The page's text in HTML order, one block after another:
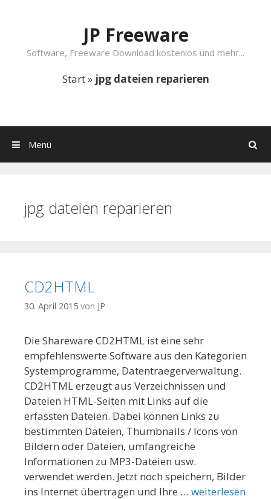
JP Freeware
Software, Freeware Download kostenlos und mehr...
Start» jpg dateien reparieren
Suchen
Menü
jpg dateien reparieren
CD2HTML
30. April 2015 von JP
Die Shareware CD2HTML ist eine sehr
empfehlenswerte Software aus den Kategorien
Systemprogramme, Datentraegerverwaltung.
CD2HTML erzeugt aus Verzeichnissen und
Dateien HTML-Seiten mit Links auf die
erfassten Dateien. Dabei können Links zu
bestimmten Dateien, Thumbnails / Icons von
Bildern oder Dateien, umfangreiche
Informationen zu MP3-Dateien usw.
verwendet werden. Jetzt noch speichern, Bilder
ins Internet übertragen und Ihre … weiterlesen